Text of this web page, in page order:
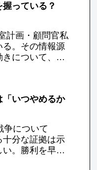
握っている？
計画・顧問官私
る。その情報源
について、興
いつやめるか
争について
十分な証拠は示
。勝利を早々